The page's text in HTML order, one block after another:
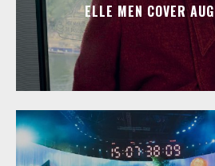
ELLE MEN COVER